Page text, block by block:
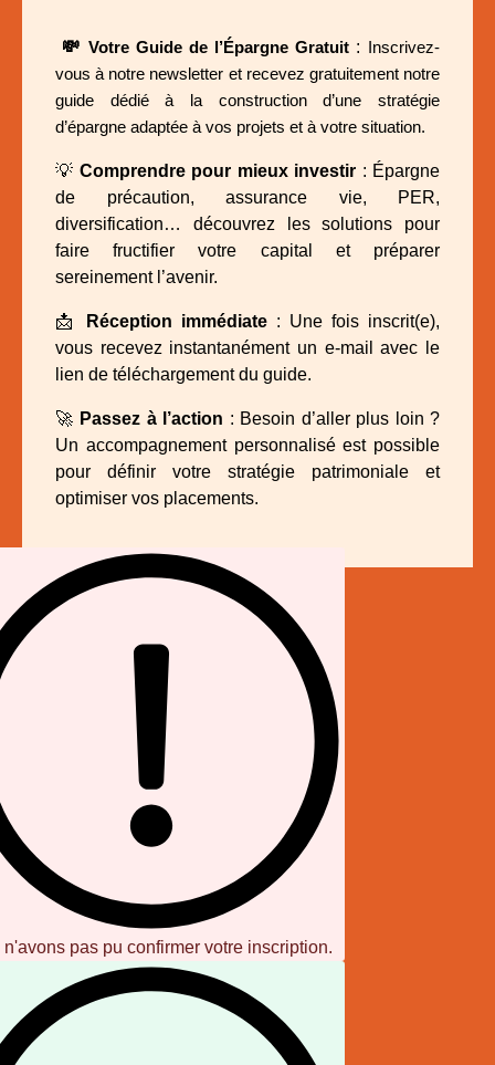
💸 Votre Guide de l’Épargne Gratuit :
Inscrivez-
vous à notre newsletter et recevez gratuitement notre
guide dédié à la construction d’une stratégie
d’épargne adaptée à vos projets et à votre situation.
💡 Comprendre pour mieux investir : Épargne
de précaution, assurance vie, PER,
diversification… découvrez les solutions pour
faire fructifier votre capital et préparer
sereinement l’avenir.
📩 Réception immédiate : Une fois inscrit(e),
vous recevez instantanément un e-mail avec le
lien de téléchargement du guide.
🚀 Passez à l’action : Besoin d’aller plus loin ?
Un accompagnement personnalisé est possible
pour définir votre stratégie patrimoniale et
optimiser vos placements.
pas pu confirmer votre inscription.